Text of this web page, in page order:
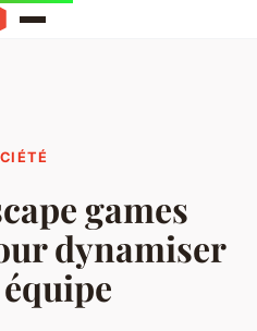
games
dynamiser